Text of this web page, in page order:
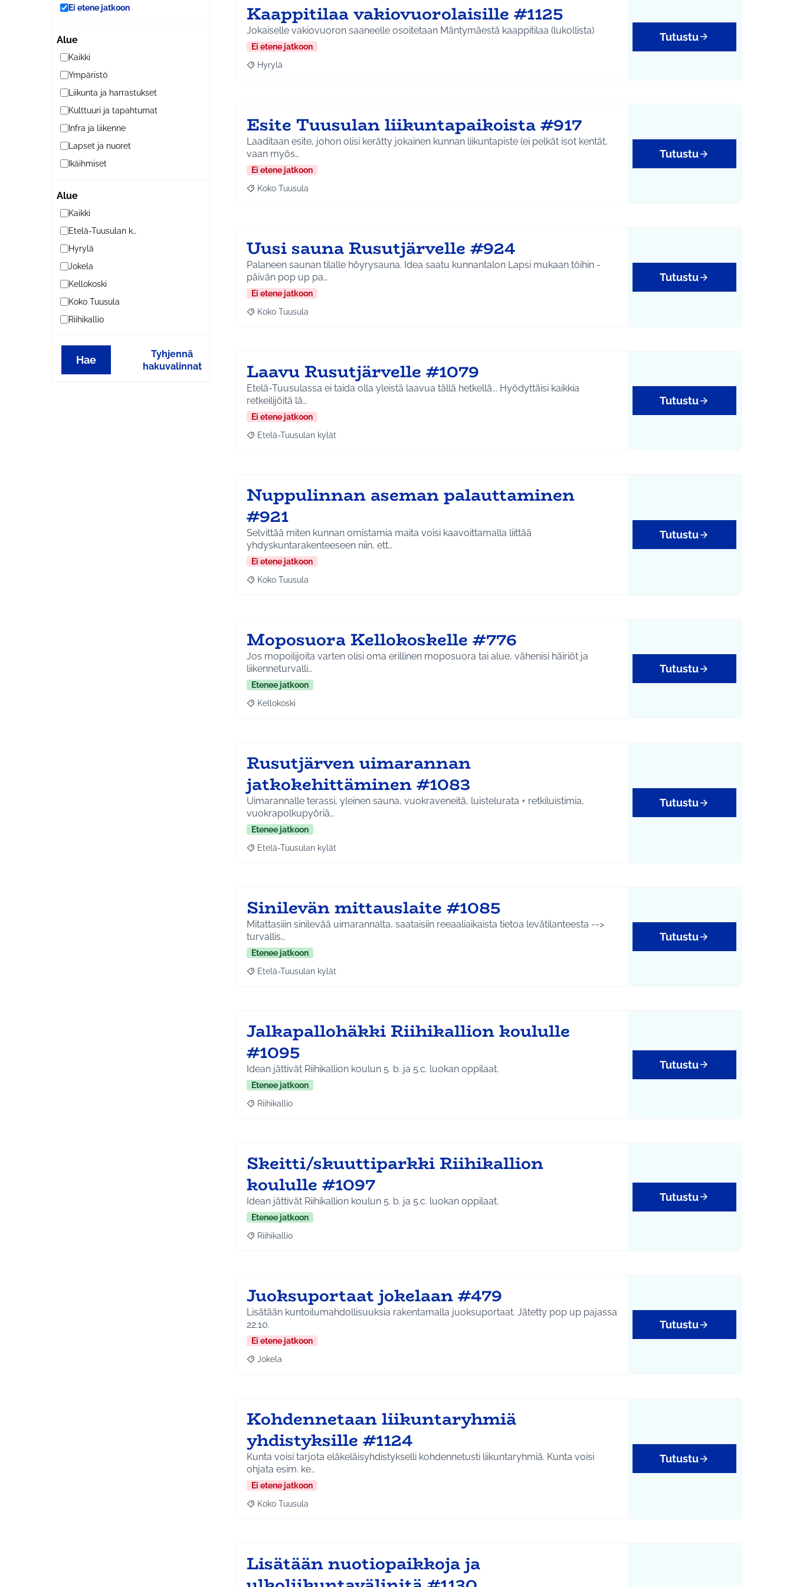
Ei etene jatkoon
Alue
Kaikki
Ympäristö
Liikunta ja harrastukset
Kulttuuri ja tapahtumat
Infra ja liikenne
Lapset ja nuoret
Ikäihmiset
Alue
Kaikki
Etelä-Tuusulan kylät
Hyrylä
Jokela
Kellokoski
Koko Tuusula
Riihikallio
Hae
Tyhjennä
hakuvalinnat
Kaappitilaa vakiovuorolaisille #1125
Jokaiselle vakiovuoron saaneelle osoitetaan Mäntymäestä kaappitilaa (lukollista)
Ei etene jatkoon
Rajaa tulokset aihepiirin mukaan: Hyrylä
Hyrylä
Tutustu
Esite Tuusulan liikuntapaikoista #917
Laaditaan esite, johon olisi kerätty jokainen kunnan liikuntapiste (ei pelkät isot kentät,
vaan myös…
Ei etene jatkoon
Rajaa tulokset aihepiirin mukaan: Koko Tuusula
Koko Tuusula
Tutustu
Uusi sauna Rusutjärvelle #924
Palaneen saunan tilalle höyrysauna. Idea saatu kunnantalon Lapsi mukaan töihin -
päivän pop up pa…
Ei etene jatkoon
Rajaa tulokset aihepiirin mukaan: Koko Tuusula
Koko Tuusula
Tutustu
Laavu Rusutjärvelle #1079
Etelä-Tuusulassa ei taida olla yleistä laavua tällä hetkellä... Hyödyttäisi kaikkia
retkeilijöitä lä…
Ei etene jatkoon
Rajaa tulokset aihepiirin mukaan: Etelä-Tuusulan kylät
Etelä-Tuusulan kylät
Tutustu
Nuppulinnan aseman palauttaminen
#921
Selvittää miten kunnan omistamia maita voisi kaavoittamalla liittää
yhdyskuntarakenteeseen niin, ett…
Ei etene jatkoon
Rajaa tulokset aihepiirin mukaan: Koko Tuusula
Koko Tuusula
Tutustu
Moposuora Kellokoskelle #776
Jos mopoilijoita varten olisi oma erillinen moposuora tai alue, vähenisi häiriöt ja
liikenneturvalli…
Etenee jatkoon
Rajaa tulokset aihepiirin mukaan: Kellokoski
Kellokoski
Tutustu
Rusutjärven uimarannan
jatkokehittäminen #1083
Uimarannalle terassi, yleinen sauna, vuokraveneitä, luistelurata + retkiluistimia,
vuokrapolkupyöriä…
Etenee jatkoon
Rajaa tulokset aihepiirin mukaan: Etelä-Tuusulan kylät
Etelä-Tuusulan kylät
Tutustu
Sinilevän mittauslaite #1085
Mitattasiiin sinilevää uimarannalta, saataisiin reeaaliaikaista tietoa levätilanteesta -->
turvallis…
Etenee jatkoon
Rajaa tulokset aihepiirin mukaan: Etelä-Tuusulan kylät
Etelä-Tuusulan kylät
Tutustu
Jalkapallohäkki Riihikallion koululle
#1095
Idean jättivät Riihikallion koulun 5. b. ja 5.c. luokan oppilaat.
Etenee jatkoon
Rajaa tulokset aihepiirin mukaan: Riihikallio
Riihikallio
Tutustu
Skeitti/skuuttiparkki Riihikallion
koululle #1097
Idean jättivät Riihikallion koulun 5. b. ja 5.c. luokan oppilaat.
Etenee jatkoon
Rajaa tulokset aihepiirin mukaan: Riihikallio
Riihikallio
Tutustu
Juoksuportaat jokelaan #479
Lisätään kuntoilumahdollisuuksia rakentamalla juoksuportaat. Jätetty pop up pajassa
22.10.
Ei etene jatkoon
Rajaa tulokset aihepiirin mukaan: Jokela
Jokela
Tutustu
Kohdennetaan liikuntaryhmiä
yhdistyksille #1124
Kunta voisi tarjota eläkeläisyhdistykselli kohdennetusti liikuntaryhmiä. Kunta voisi
ohjata esim. ke…
Ei etene jatkoon
Rajaa tulokset aihepiirin mukaan: Koko Tuusula
Koko Tuusula
Tutustu
Lisätään nuotiopaikkoja ja